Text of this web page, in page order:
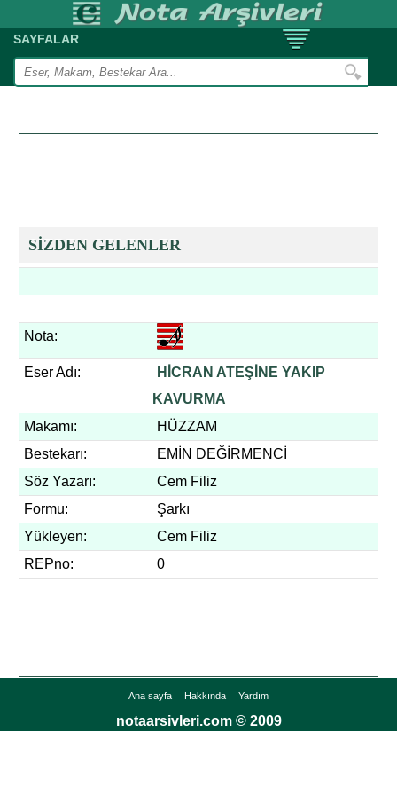
SAYFALAR
SİZDEN GELENLER
Nota:
Eser Adı:
HİCRAN ATEŞİNE YAKIP
KAVURMA
Makamı:
HÜZZAM
Bestekarı:
EMİN DEĞİRMENCİ
Söz Yazarı:
Cem Filiz
Formu:
Şarkı
Yükleyen:
Cem Filiz
REPno:
0
Ana sayfa Hakkında Yardım
notaarsivleri.com © 2009